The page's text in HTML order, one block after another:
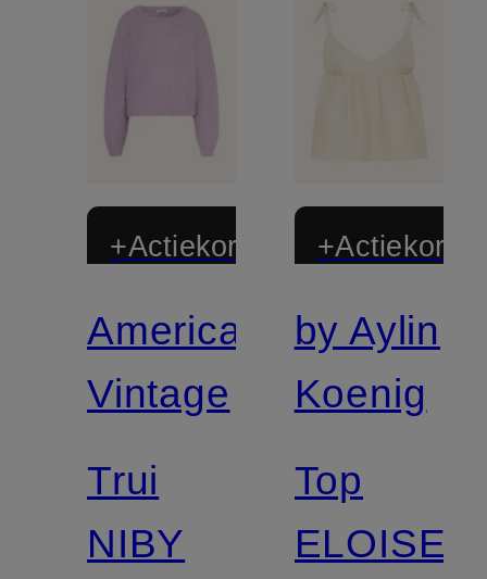
+Actiekorting
American
Vintage
Trui
NIBY
by Aylin
Koenig
Top
ELOISE